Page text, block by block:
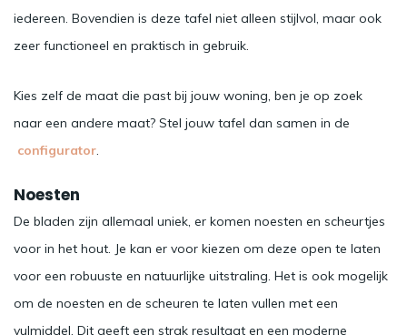
iedereen. Bovendien is deze tafel niet alleen stijlvol, maar ook
zeer functioneel en praktisch in gebruik.
Kies zelf de maat die past bij jouw woning, ben je op zoek
naar een andere maat? Stel jouw tafel dan samen in de
configurator.
Noesten
De bladen zijn allemaal uniek, er komen noesten en scheurtjes
voor in het hout. Je kan er voor kiezen om deze open te laten
voor een robuuste en natuurlijke uitstraling. Het is ook mogelijk
om de noesten en de scheuren te laten vullen met een
vulmiddel. Dit geeft een strak resultaat en een moderne